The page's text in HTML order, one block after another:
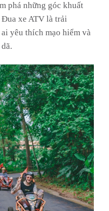
phá những góc khuất
xe ATV là trải
yêu thích mạo hiểm và